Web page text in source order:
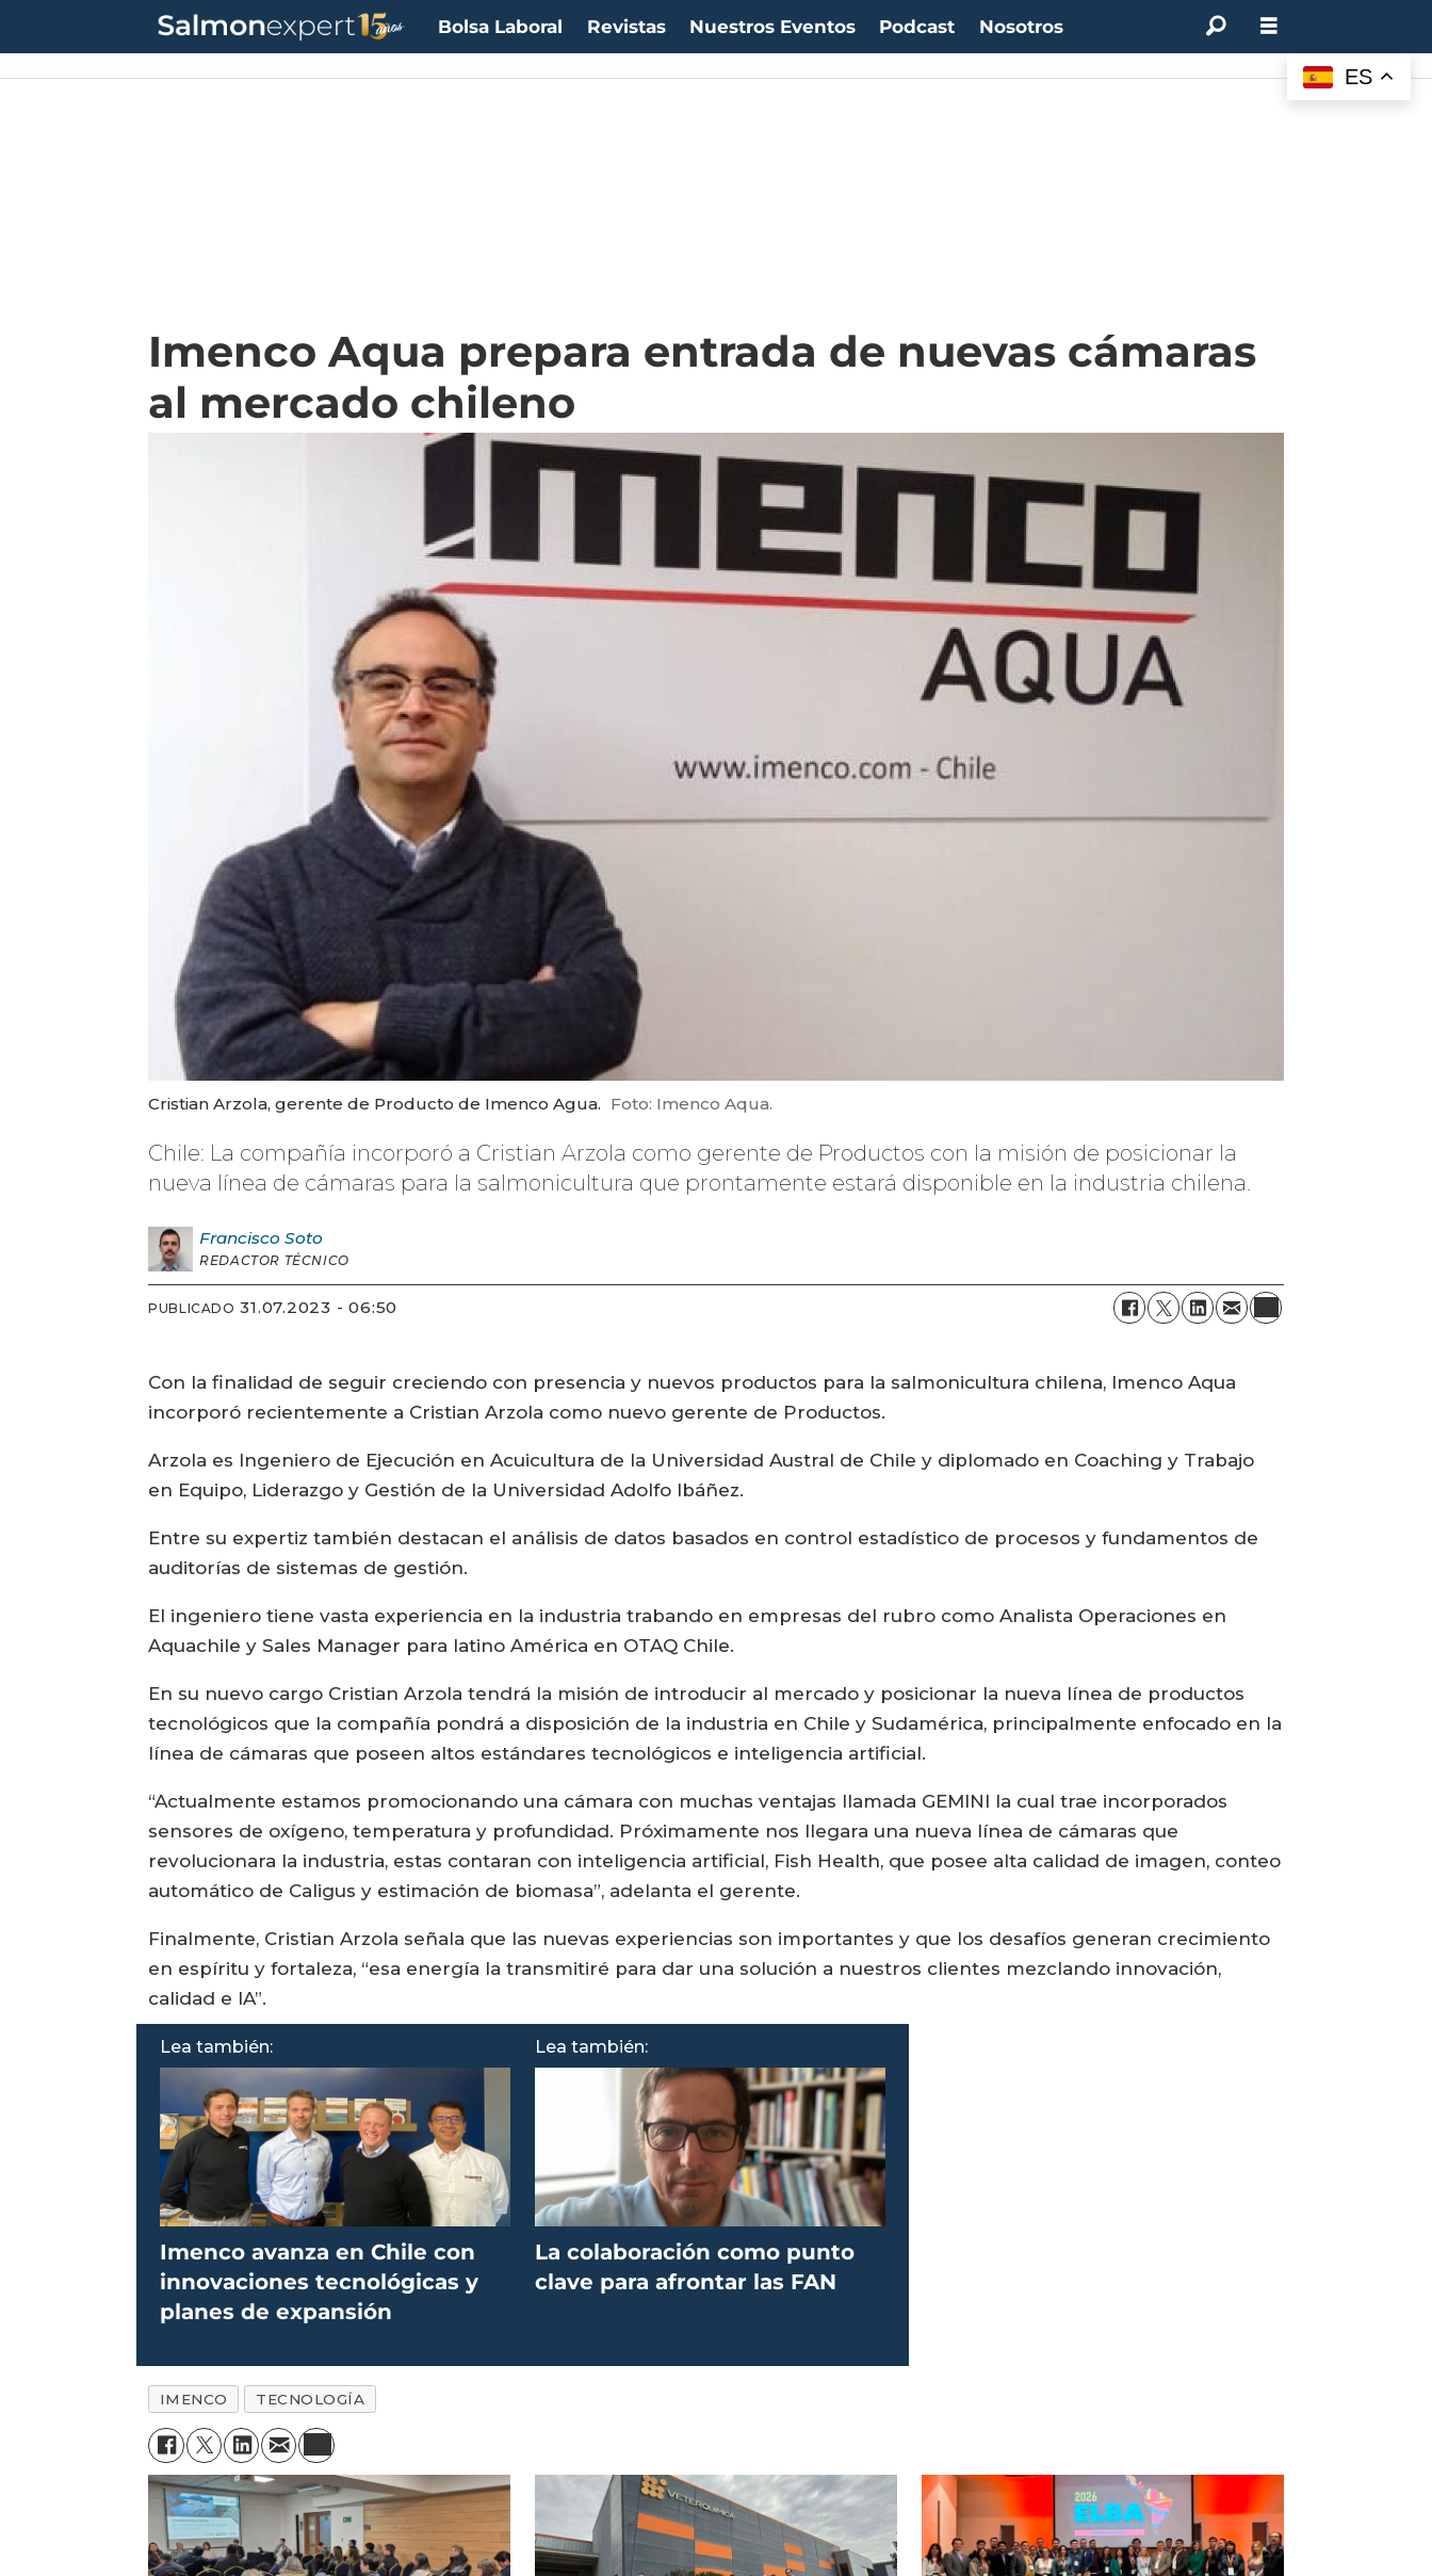
Bolsa Laboral Revistas Nuestros Eventos Podcast Nosotros
Imenco Aqua prepara entrada de nuevas cámaras
al mercado chileno
Cristian Arzola, gerente de Producto de Imenco Agua. Foto: Imenco Aqua.
Chile: La compañía incorporó a Cristian Arzola como gerente de Productos con la misión de posicionar la
nueva línea de cámaras para la salmonicultura que prontamente estará disponible en la industria chilena.
Francisco Soto
REDACTOR TÉCNICO
PUBLICADO 31.07.2023 - 06:50
Con la finalidad de seguir creciendo con presencia y nuevos productos para la salmonicultura chilena, Imenco Aqua
incorporó recientemente a Cristian Arzola como nuevo gerente de Productos.
Arzola es Ingeniero de Ejecución en Acuicultura de la Universidad Austral de Chile y diplomado en Coaching y Trabajo
en Equipo, Liderazgo y Gestión de la Universidad Adolfo Ibáñez.
Entre su expertiz también destacan el análisis de datos basados en control estadístico de procesos y fundamentos de
auditorías de sistemas de gestión.
El ingeniero tiene vasta experiencia en la industria trabando en empresas del rubro como Analista Operaciones en
Aquachile y Sales Manager para latino América en OTAQ Chile.
En su nuevo cargo Cristian Arzola tendrá la misión de introducir al mercado y posicionar la nueva línea de productos
tecnológicos que la compañía pondrá a disposición de la industria en Chile y Sudamérica, principalmente enfocado en la
línea de cámaras que poseen altos estándares tecnológicos e inteligencia artificial.
“Actualmente estamos promocionando una cámara con muchas ventajas llamada GEMINI la cual trae incorporados
sensores de oxígeno, temperatura y profundidad. Próximamente nos llegara una nueva línea de cámaras que
revolucionara la industria, estas contaran con inteligencia artificial, Fish Health, que posee alta calidad de imagen, conteo
automático de Caligus y estimación de biomasa”, adelanta el gerente.
Finalmente, Cristian Arzola señala que las nuevas experiencias son importantes y que los desafíos generan crecimiento
en espíritu y fortaleza, “esa energía la transmitiré para dar una solución a nuestros clientes mezclando innovación,
calidad e IA”.
Lea también:
Imenco avanza en Chile con
innovaciones tecnológicas y
planes de expansión
Lea también:
La colaboración como punto
clave para afrontar las FAN
IMENCO TECNOLOGÍA
ES